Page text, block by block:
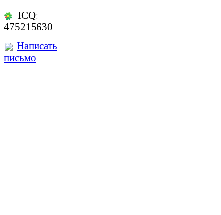
ICQ:
475215630
Написать
письмо